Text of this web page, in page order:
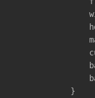
            }